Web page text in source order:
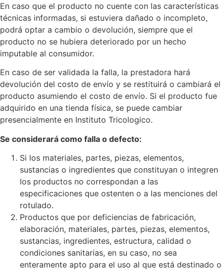
En caso que el producto no cuente con las características
técnicas informadas, si estuviera dañado o incompleto,
podrá optar a cambio o devolución, siempre que el
producto no se hubiera deteriorado por un hecho
imputable al consumidor.
En caso de ser validada la falla, la prestadora hará
devolución del costo de envío y se restituirá o cambiará el
producto asumiendo el costo de envío. Si el producto fue
adquirido en una tienda física, se puede cambiar
presencialmente en Instituto Tricologico.
Se considerará como falla o defecto:
Si los materiales, partes, piezas, elementos,
sustancias o ingredientes que constituyan o integren
los productos no correspondan a las
especificaciones que ostenten o a las menciones del
rotulado.
Productos que por deficiencias de fabricación,
elaboración, materiales, partes, piezas, elementos,
sustancias, ingredientes, estructura, calidad o
condiciones sanitarias, en su caso, no sea
enteramente apto para el uso al que está destinado o